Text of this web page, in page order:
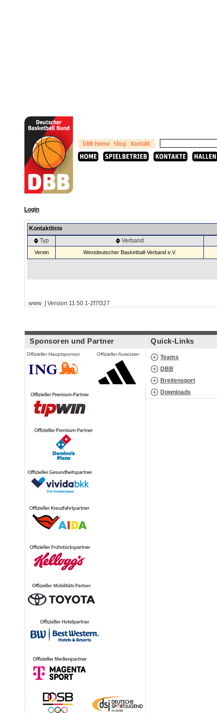
Login
Kontaktliste
Typ
Verband
Verein Westdeutscher Basketball-Verband e.V.
www | Version 11.50.1-2f7f327
Sponsoren und Partner
Offizieller Hauptsponsor Offizieller Ausrüster
Quick-Links
Teams
DBB
Breitensport
Downloads